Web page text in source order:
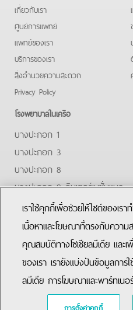
เกี่ยวกับเรา
ศูนย์การแพทย์
แพทย์ของเรา
บริการของเรา
สิ่งอำนวยความสะดวก
Privacy Policy
โรงพยาบาลในเครือ
บางปะกอก 1
บางปะกอก 3
บางปะกอก 8
บางปะกอก 9 อินเตอร์เนชั่นแนล
ปิยะเวท
บางปะกอก-รังสิต 2
FacebookYoutubeLine
เราใช้คุกกี้เพื่อช่วยให้ไซต์ของเ
เนื้อหาและโฆษณาที่ตรงกับความ
คุณสมบัติทางโซเชียลมีเดีย และเ
ของเรา เรายังแบ่งปันข้อมูลการ
ลมีเดีย การโฆษณาและพาร์ทเนอ
การตั้งค่าคุกกี้